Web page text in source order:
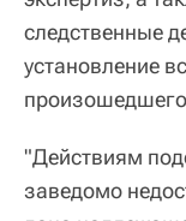
следственные
установление
"Действиям
заведомо